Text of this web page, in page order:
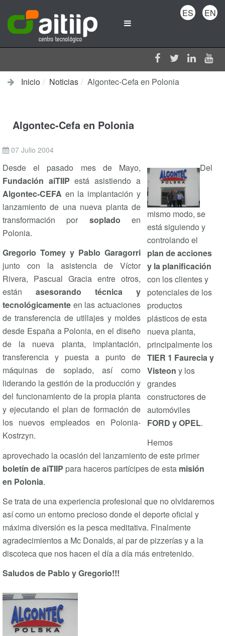
Inicio Noticias Algontec-Cefa en Polonia
Algontec-Cefa en Polonia
07 Julio 2004
Desde el pasado mes de Mayo,
Fundación aiTIIP está asistiendo a
Algontec-CEFA en la implantación y
lanzamiento de una nueva planta de
transformación por soplado en
Polonia.
Gregorio Tomey y Pablo Garagorri
junto con la asistencia de Víctor
Rivera, Pascual Gracia entre otros,
están asesorando técnica y
tecnológicamente en las actuaciones
de transferencia de utillajes y moldes
desde España a Polonia, en el diseño
de la nueva planta, implantación,
transferencia y puesta a punto de
máquinas de soplado, así como
liderando la gestión de la producción y
del funcionamiento de la propia planta
y ejecutando el plan de formación de
los nuevos empleados en Polonia-
Kostrzyn.
Del
mismo modo, se
está siguiendo y
controlando el
plan de acciones
y la planificación
con los clientes y
potenciales de los
productos
plásticos de esta
nueva planta,
principalmente los
TIER 1 Faurecia y
Visteon y los
grandes
constructores de
automóviles
FORD y OPEL.
Hemos
aprovechado la ocasión del lanzamiento de este primer
boletín de aiTIIP para haceros partícipes de esta misión
en Polonia.
Se trata de una experiencia profesional que no olvidaremos
así como un entorno precioso donde el deporte oficial y
máxima diversión es la pesca meditativa. Finalmente
agradecimientos a Mc Donalds, al par de pizzerías y a la
discoteca que nos hacen el día a día más entretenido.
Saludos de Pablo y Gregorio!!!
ES EN